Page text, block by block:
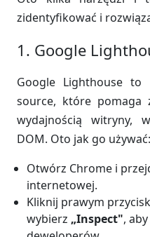
zidentyfikować i
1. Google
Google Lighthouse to
source, które pomaga
wydajnością witryny,
DOM. Oto jak go używać:
Otwórz Chrome i
internetowej.
Kliknij prawym
wybierz „Inspect",